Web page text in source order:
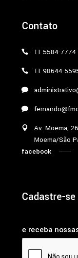
Contato
11 5584-7774
11 98644-
Av. Moema,
Moema/São
facebook
Cadastre-se